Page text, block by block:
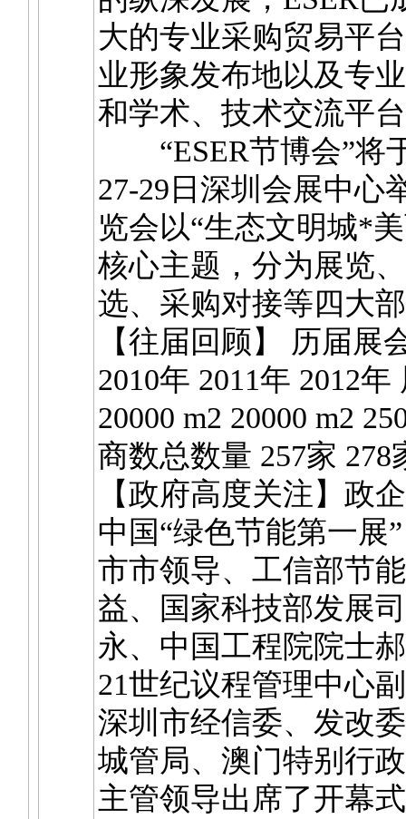
大的专业采购贸易平
业形象发布地以及专
和学术、技术交流平
“ESER节博会”将
27-29日深圳会展中心
览会以“生态文明城*
核心主题，分为展览
选、采购对接等四
【往届回顾】 历届展
2010年 2011年 2012
20000 m2 20000 m2
商数总数量 257家
【政府高度关注】政
中国“绿色节能第
市市领导、工信部节
益、国家科技部发展
永、中国工程院院士
21世纪议程管理中心
深圳市经信委、发改
城管局、澳门特别行
主管领导出席了开幕